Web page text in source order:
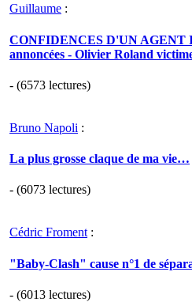
Guillaume :
CONFIDENCES D'UN
annoncées - Olivier Roland
- (6573 lectures)
Bruno Napoli :
La plus grosse claque de ma vie…
- (6073 lectures)
Cédric Froment:
"Baby-Clash" cause n°1 de
- (6013 lectures)